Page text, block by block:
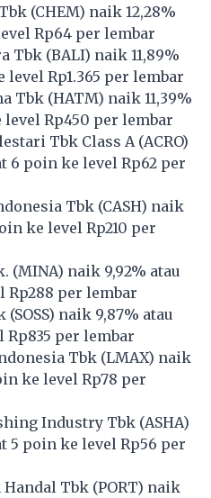
(CHEM) naik 12,28%
Rp64 per lembar
Tbk (BALI) naik 11,89%
level Rp1.365 per lembar
Tbk (HATM) naik 11,39%
Rp450 per lembar
Tbk Class A (ACRO)
6 poin ke level Rp62 per
Tbk (CASH) naik
ke level Rp210 per
(MINA) naik 9,92% atau
Rp288 per lembar
(SOSS) naik 9,87% atau
Rp835 per lembar
Tbk (LMAX) naik
ke level Rp78 per
Industry Tbk (ASHA)
5 poin ke level Rp56 per
Handal Tbk (PORT) naik